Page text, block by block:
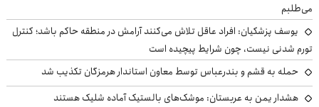
می‌طلبم
یوسف پزشکیان: افراد عاقل تلاش می‌کنند آرامش در منطقه حاکم باشد؛ کنترل
تورم شدنی نیست، چون شرایط پیچیده است
حمله به قشم و بندرعباس توسط معاون استاندار هرمزگان تکذیب شد
هشدار یمن به عربستان: موشک‌های بالستیک آماده شلیک هستند